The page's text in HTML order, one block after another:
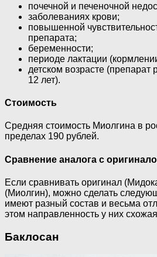
почечной и печеночной
заболеваниях крови;
повышенной
препарата;
беременности;
периоде лактации
детском возрасте
12 лет).
Стоимость
Средняя стоимость Миолгина в
пределах 190 рублей.
Сравнение аналога с
Если сравнивать оригинал
(Миолгин), можно сделать
имеют разный состав и весьма
этом направленность у них
Баклосан